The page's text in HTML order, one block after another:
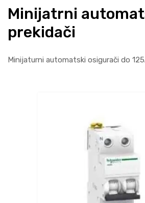
Minijatrni
prekidači
Minijaturni automatski osigurači do